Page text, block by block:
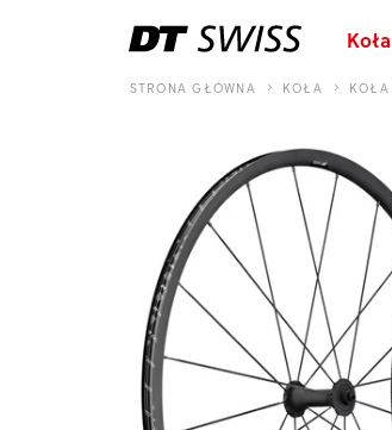
Koła
STRONA GŁÓWNA KOŁA KOŁA